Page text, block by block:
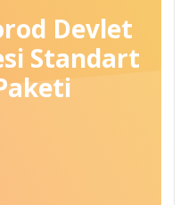
Devlet
Standart